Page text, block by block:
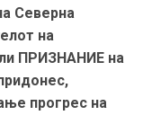
Северна
на
ПРИЗНАНИЕ на
прогрес на